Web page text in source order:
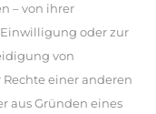
– von ihrer
oder zur
von
einer anderen
aus Gründen eines